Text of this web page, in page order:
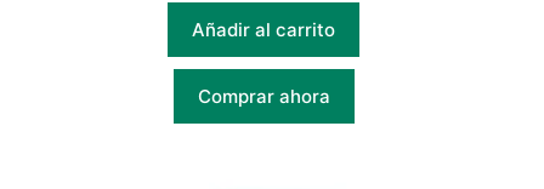
Añadir al carrito
Comprar ahora